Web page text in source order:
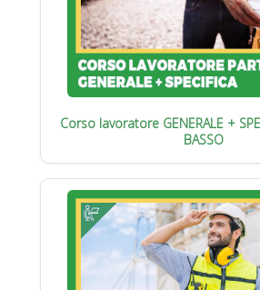
Corso lavoratore GENERALE +
BASSO